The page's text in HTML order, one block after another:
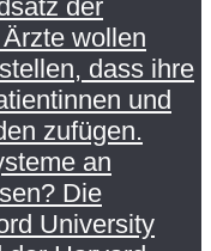
der
wollen
dass ihre
und
zufügen.
an
Die
University